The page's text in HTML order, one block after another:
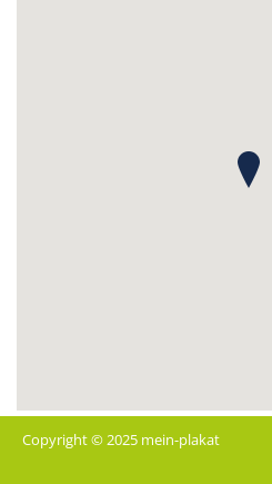
Copyright © 2025 mein-plakat